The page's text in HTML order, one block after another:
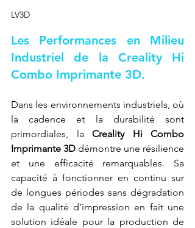
LV3D
Les Performances en Milieu
Industriel de la Creality Hi
Combo Imprimante 3D.
Dans les environnements industriels, où
la cadence et la durabilité sont
primordiales, la Creality Hi Combo
Imprimante 3D démontre une résilience
et une efficacité remarquables. Sa
capacité à fonctionner en continu sur
de longues périodes sans dégradation
de la qualité d'impression en fait une
solution idéale pour la production de